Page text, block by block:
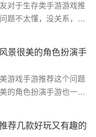
加迪和迈凯轮的**跑车
家可以通过不断的比赛
对于生存类手游游戏推
题不太懂，没关系，今
能偏长，希望可以帮助
存建造类沙盒游戏有哪
游戏盘点就为你收录到
景很美的角色扮演手
游戏手游推荐这个问题
的角色扮演手游也一样
的问题，还望您关注下
荐几款好玩又有趣的